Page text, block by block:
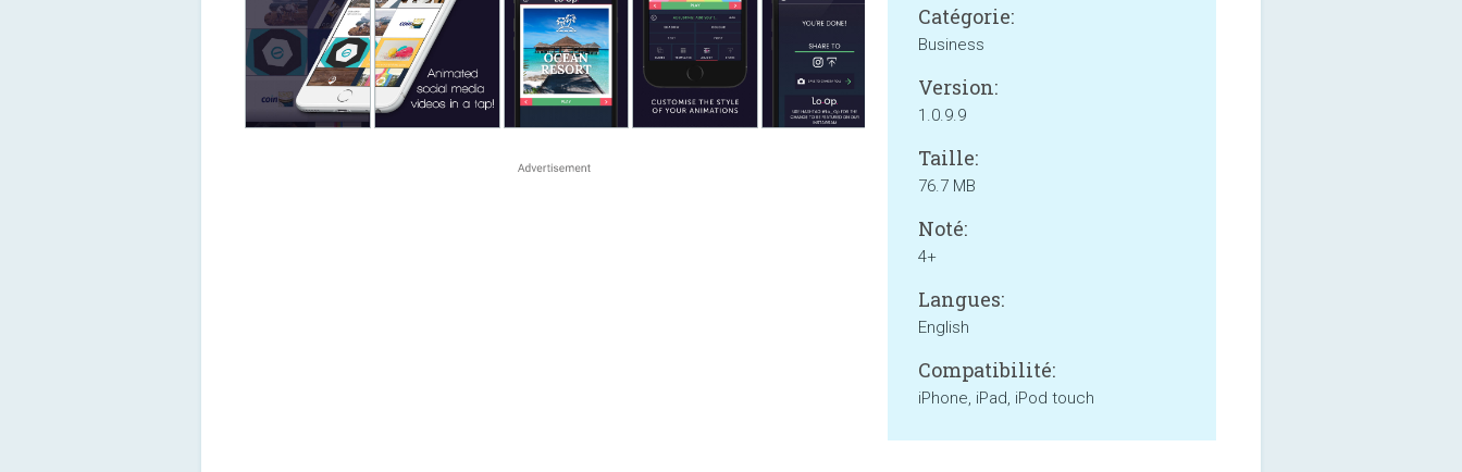
Catégorie:
Business
Version:
1.0.9.9
Taille:
76.7 MB
Noté:
4+
Langues:
English
Compatibilité:
iPhone, iPad, iPod touch